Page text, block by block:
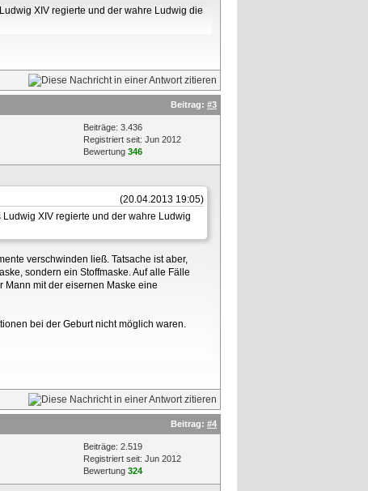
XIV regierte und der wahre Ludwig die
Beitrag: #3
Beiträge: 3.436
Registriert seit: Jun 2012
Bewertung 346
(20.04.2013 19:05)
XIV regierte und der wahre Ludwig
verschwinden ließ. Tatsache ist aber,
sondern ein Stoffmaske. Auf alle Fälle
Mann mit der eisernen Maske eine
bei der Geburt nicht möglich waren.
Beitrag: #4
Beiträge: 2.519
Registriert seit: Jun 2012
Bewertung 324